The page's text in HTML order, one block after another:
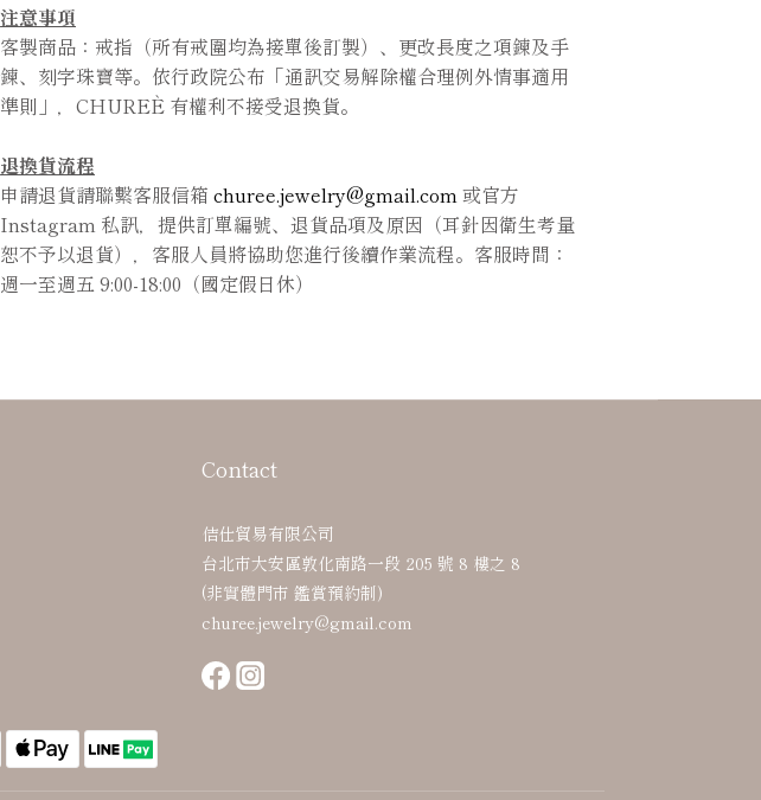
注意事項
客製商品：戒指（所有戒圍均為接單後訂製）、更改長度之項鍊及手
鍊、刻字珠寶等。依行政院公布「通訊交易解除權合理例外情事適用
準則」，CHUREÈ 有權利不接受退換貨。
退換貨流程
申請退貨請聯繫客服信箱 churee.jewelry@gmail.com 或官方
Instagram 私訊，提供訂單編號、退貨品項及原因（耳針因衛生考量
恕不予以退貨），客服人員將協助您進行後續作業流程。客服時間：
週一至週五 9:00-18:00（國定假日休）
Contact
佶仕貿易有限公司
台北市大安區敦化南路一段 205 號 8 樓之 8
(非實體門市 鑑賞預約制)
churee.jewelry@gmail.com